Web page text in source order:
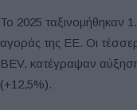
Το 2025 ταξινομήθηκαν
αγοράς της ΕΕ. Οι
BEV, κατέγραψαν
(+12,5%).